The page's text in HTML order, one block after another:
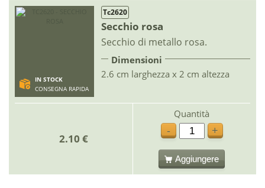
IN STOCK
CONSEGNA RAPIDA
Tc2620
Secchio rosa
Secchio di metallo rosa.
Dimensioni
2.6 cm larghezza x 2 cm altezza
2.10 €
Quantità
-
+
Aggiungere